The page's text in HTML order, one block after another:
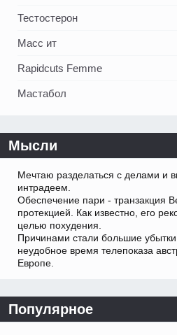
Тестостерон
Масс ит
Rapidcuts Femme
Мастабол
Мысли
Мечтаю разделаться с делами и
интрадеем.
Обеспечение пари - транзакция
протекцией. Как известно, его
целью похудения.
Причинами стали большие убытки
неудобное время телепоказа
Европе.
Популярное